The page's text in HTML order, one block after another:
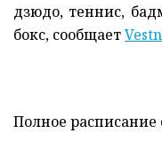
дзюдо, теннис,
бокс, сообщает
Полное расписание